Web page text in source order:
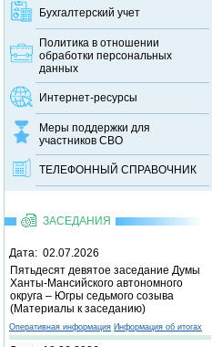
Бухгалтерский учет
Политика в отношении
обработки персональных
данных
Интернет-ресурсы
Меры поддержки для
участников СВО
ТЕЛЕФОННЫЙ CПРАВОЧНИК
ЗАСЕДАНИЯ
Дата: 02.07.2026
Пятьдесят девятое заседание Думы
Ханты-Мансийского автономного
округа – Югры седьмого созыва
(Материалы к заседанию)
Оперативная информация Информация об итогах